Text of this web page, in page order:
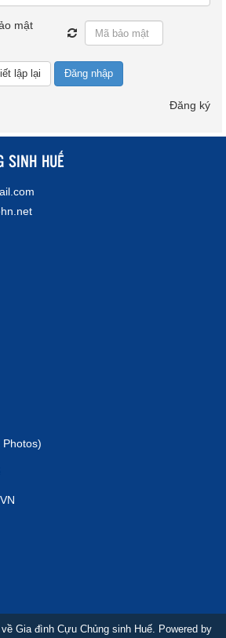
Đăng nhập
Đăng ký
SINH HUẾ
Gia đình Cựu Chủng sinh Huế. Powered by